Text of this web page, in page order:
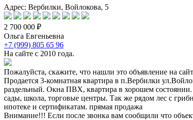
Адрес: Вербилки, Войлокова, 5
2 700 000 ₽
Ольга Евгеньевна
+7 (999) 805 65 96
На сайте с 2010 года.
Пожалуйста, скажите, что нашли это объявление на
Продается 3-комнатная квартира в п.Вербилки
раздельный. Окна ПВХ, квартира в хорошем состоянии.
сады, школа, торговые центры. Так же рядом лес с
ипотеке и сертификатам. прямая продажа
Внимание!!! Если после звонка вам сообщили что